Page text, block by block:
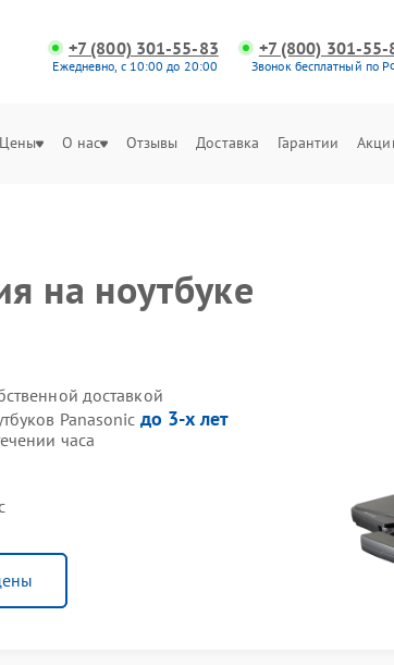
+7 (800) 301-55-83
Ежедневно, с 10:00 до 20:00
+7 (800) 301-55-
Звонок бесплатный по
Цены О нас Отзывы Доставка Гарантии
на ноутбуке
доставкой
Panasonic до 3-х лет
часа